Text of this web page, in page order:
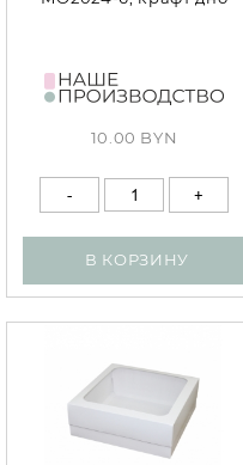
10.00 BYN
В КОРЗИНУ